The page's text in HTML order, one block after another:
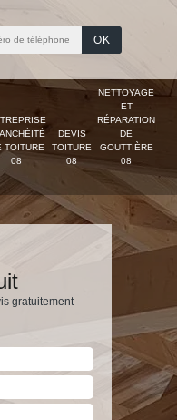
TOITURE
08
DEVIS
TOITURE
08
NETTOYAGE
ET
RÉPARATION
DE
GOUTTIÈRE
08
gratuitement